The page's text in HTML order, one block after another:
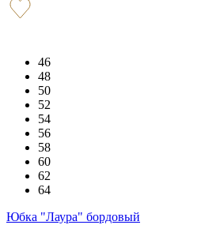
46
48
50
52
54
56
58
60
62
64
Юбка "Лаура" бордовый